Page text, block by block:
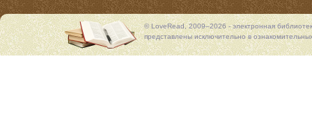
© LoveRead, 2009–2026 - электронная
представлены исключительно в